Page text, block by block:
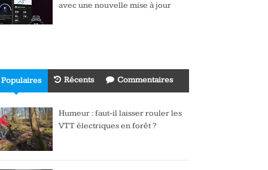
avec une nouvelle mise à jour
Populaires Récents Commentaires
Humeur : faut-il laisser rouler les
VTT électriques en forêt ?